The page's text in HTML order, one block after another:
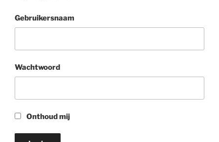
Gebruikersnaam
Wachtwoord
Onthoud mij